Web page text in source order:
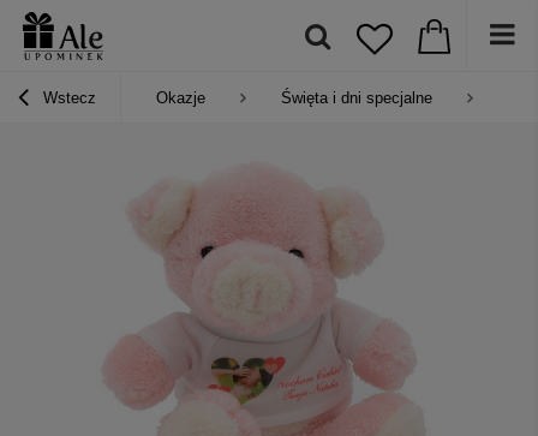
Wstecz Okazje Święta i dni specjalne